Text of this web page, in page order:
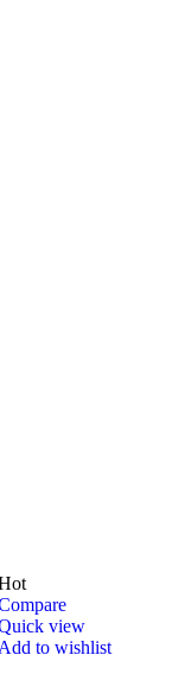
view
to wishlist